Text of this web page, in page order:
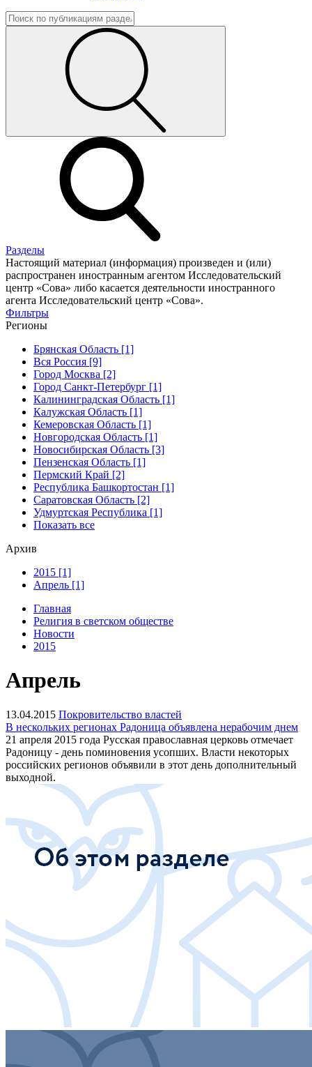
Разделы
Настоящий материал (информация) произведен и (или)
распространен иностранным агентом Исследовательский
центр «Сова» либо касается деятельности иностранного
агента Исследовательский центр «Сова».
Фильтры
Регионы
Брянская Область [1]
Вся Россия [9]
Город Москва [2]
Город Санкт-Петербург [1]
Калининградская Область [1]
Калужская Область [1]
Кемеровская Область [1]
Новгородская Область [1]
Новосибирская Область [3]
Пензенская Область [1]
Пермский Край [2]
Республика Башкортостан [1]
Саратовская Область [2]
Удмуртская Республика [1]
Показать все
Архив
2015 [1]
Апрель [1]
Главная
Религия в светском обществе
Новости
2015
Апрель
13.04.2015 Покровительство властей
В нескольких регионах Радоница объявлена нерабочим днем
21 апреля 2015 года Русская православная церковь отмечает
Радоницу - день поминовения усопших. Власти некоторых
российских регионов объявили в этот день дополнительный
выходной.